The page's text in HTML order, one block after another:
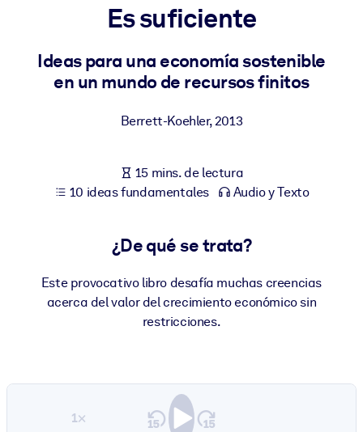
Para LMS/LXP
Integre conocimientos verificados y breves en su LMS/LXP para
Para bibliotecas corporativas
empresariales confiables y listos para usar.
estructurados para mejorar los resultados.
Es suficiente
Ideas para una economía sostenible
en un mundo de recursos finitos
Berrett-Koehler,2013
15 mins. de lectura
10 ideas fundamentales
Audio y Texto
¿De qué se trata?
Este provocativo libro desafía muchas creencias
acerca del valor del crecimiento económico sin
restricciones.
1×